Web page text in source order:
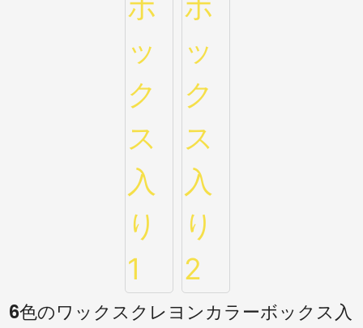
6色のワックスクレヨンカラーボックス入